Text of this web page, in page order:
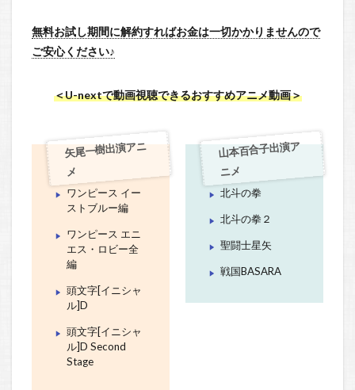
無料お試し期間に解約すればお金は一切かかりませんので
ご安心ください♪
＜U-nextで動画視聴できるおすすめアニメ動画＞
矢尾一樹出演アニ
メ
ワンピース イー
ストブルー編
ワンピース エニ
エス・ロビー全
編
頭文字[イニシャ
ル]D
頭文字[イニシャ
ル]D Second
Stage
山本百合子出演ア
ニメ
北斗の拳
北斗の拳２
聖闘士星矢
戦国BASARA